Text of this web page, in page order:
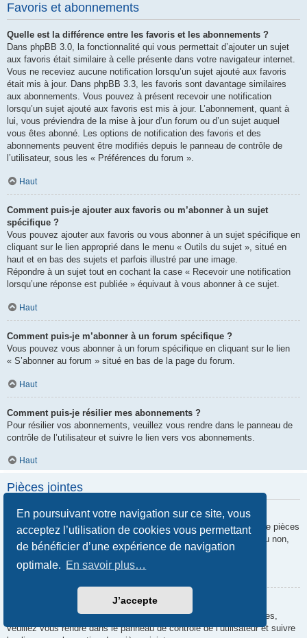
En poursuivant votre navigation sur ce site, vous
acceptez l’utilisation de cookies vous permettant
de bénéficier d’une expérience de navigation
optimale. En savoir plus…
J’accepte
Favoris et abonnements
Quelle est la différence entre les favoris et les abonnements ?
Dans phpBB 3.0, la fonctionnalité qui vous permettait d’ajouter un sujet
aux favoris était similaire à celle présente dans votre navigateur internet.
Vous ne receviez aucune notification lorsqu’un sujet ajouté aux favoris
était mis à jour. Dans phpBB 3.3, les favoris sont davantage similaires
aux abonnements. Vous pouvez à présent recevoir une notification
lorsqu’un sujet ajouté aux favoris est mis à jour. L’abonnement, quant à
lui, vous préviendra de la mise à jour d’un forum ou d’un sujet auquel
vous êtes abonné. Les options de notification des favoris et des
abonnements peuvent être modifiés depuis le panneau de contrôle de
l’utilisateur, sous les « Préférences du forum ».
Haut
Comment puis-je ajouter aux favoris ou m’abonner à un sujet
spécifique ?
Vous pouvez ajouter aux favoris ou vous abonner à un sujet spécifique en
cliquant sur le lien approprié dans le menu « Outils du sujet », situé en
haut et en bas des sujets et parfois illustré par une image.
Répondre à un sujet tout en cochant la case « Recevoir une notification
lorsqu’une réponse est publiée » équivaut à vous abonner à ce sujet.
Haut
Comment puis-je m’abonner à un forum spécifique ?
Vous pouvez vous abonner à un forum spécifique en cliquant sur le lien
« S’abonner au forum » situé en bas de la page du forum.
Haut
Comment puis-je résilier mes abonnements ?
Pour résilier vos abonnements, veuillez vous rendre dans le panneau de
contrôle de l’utilisateur et suivre le lien vers vos abonnements.
Haut
Pièces jointes
Quelles pièces jointes sont autorisées sur ce forum ?
Chaque administrateur peut autoriser ou interdire certains types de pièces
jointes. Si vous n’êtes pas certain de savoir ce qui est autorisé ou non,
nous vous invitons à contacter un administrateur du forum.
Comment puis-je retrouver toutes mes pièces jointes ?
Pour retrouver la liste des pièces jointes que vous avez transférées,
veuillez vous rendre dans le panneau de contrôle de l’utilisateur et suivre